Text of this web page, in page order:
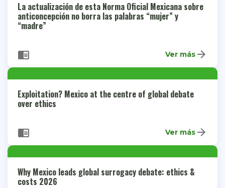
La actualización de esta Norma Oficial Mexicana sobre
anticoncepción no borra las palabras “mujer” y
“madre”
chrome_reader_mode Ver más arrow_forward
Exploitation? Mexico at the centre of global debate
over ethics
chrome_reader_mode Ver más arrow_forward
Why Mexico leads global surrogacy debate: ethics &
costs 2026